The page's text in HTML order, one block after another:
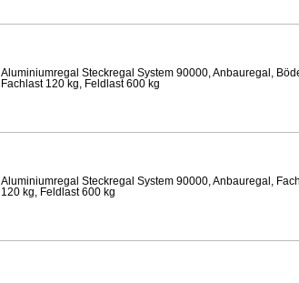
Aluminiumregal Steckregal System 90000, Anbauregal,
Fachlast 120 kg, Feldlast 600 kg
Aluminiumregal Steckregal System 90000, Anbauregal,
120 kg, Feldlast 600 kg